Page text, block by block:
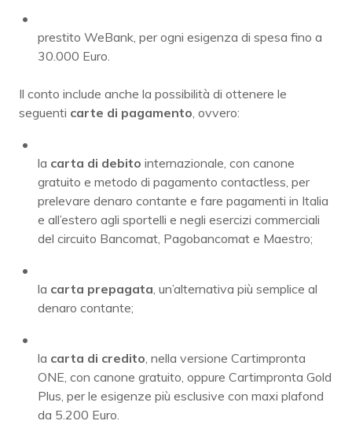
prestito WeBank, per ogni esigenza di spesa fino a
30.000 Euro.
Il conto include anche la possibilità di ottenere le
seguenti carte di pagamento , ovvero:
la carta di debito internazionale, con canone
gratuito e metodo di pagamento contactless, per
prelevare denaro contante e fare pagamenti in Italia
e all’estero agli sportelli e negli esercizi commerciali
del circuito Bancomat, Pagobancomat e Maestro;
la carta prepagata , un’alternativa più semplice al
denaro contante;
la carta di credito , nella versione Cartimpronta
ONE, con canone gratuito, oppure Cartimpronta Gold
Plus, per le esigenze più esclusive con maxi plafond
da 5.200 Euro.